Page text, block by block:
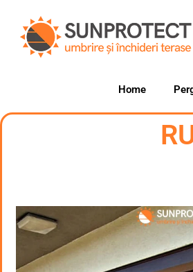
Home